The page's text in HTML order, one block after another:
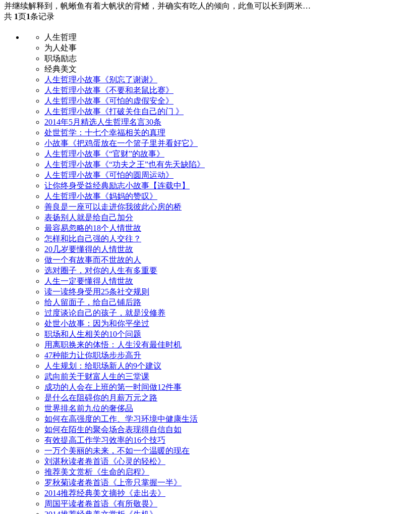
并继续解释到，帆蜥鱼有着大帆状的背鳍，并确实有吃人的倾向，此鱼可以长到两米…
共 1页1条记录
人生哲理
为人处事
职场励志
经典美文
人生哲理小故事《别忘了谢谢》
人生哲理小故事《不要和老鼠比赛》
人生哲理小故事《可怕的虚假安全》
人生哲理小故事《打破关住自己的门 》
2014年5月精选人生哲理名言30条
处世哲学：十七个幸福相关的真理
小故事《把鸡蛋放在一个篮子里并看好它》
人生哲理小故事《“官财”的故事》
人生哲理小故事《“功夫之王”也有先天缺陷》
人生哲理小故事《可怕的圆周运动》
让你终身受益经典励志小故事【连载中】
人生哲理小故事《妈妈的赞叹》
善良是一座可以走进你我彼此心房的桥
表扬别人就是给自己加分
最容易忽略的18个人情世故
怎样和比自己强的人交往？
20几岁要懂得的人情世故
做一个有故事而不世故的人
选对圈子，对你的人生有多重要
人生一定要懂得人情世故
读一读终身受用25条社交规则
给人留面子，给自己铺后路
过度谈论自己的孩子，就是没修养
处世小故事：因为和你平坐过
职场和人生相关的10个问题
用离职换来的体悟：人生没有最佳时机
47种能力让你职场步步高升
人生规划：给职场新人的9个建议
武向前关于财富人生的三堂课
成功的人会在上班的第一时间做12件事
是什么在阻碍你的月薪万元之路
世界排名前九位的奢侈品
如何在高强度的工作、学习环境中健康生活
如何在陌生的聚会场合表现得自信自如
有效提高工作学习效率的16个技巧
一万个美丽的未来，不如一个温暖的现在
刘湛秋读者卷首语《心灵的轻松》
推荐美文赏析《生命的启程》
罗秋菊读者卷首语《上帝只掌握一半》
2014推荐经典美文摘抄《走出去》
周国平读者卷首语《有所敬畏》